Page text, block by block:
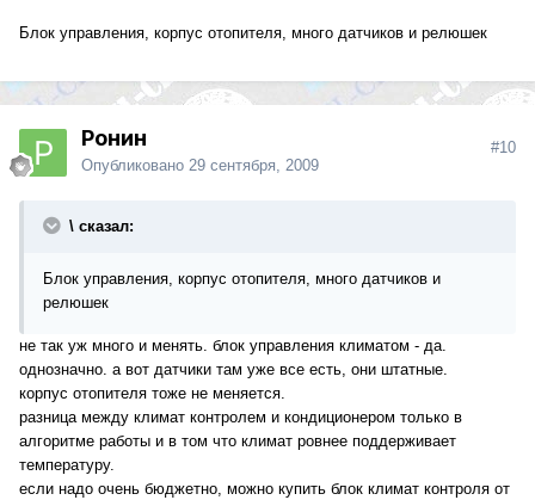
Блок управления, корпус отопителя, много датчиков и релюшек
Ронин
Опубликовано 29 сентября, 2009
#10
\ сказал:
Блок управления, корпус отопителя, много датчиков и
релюшек
не так уж много и менять. блок управления климатом - да.
однозначно. а вот датчики там уже все есть, они штатные.
корпус отопителя тоже не меняется.
разница между климат контролем и кондиционером только в
алгоритме работы и в том что климат ровнее поддерживает
температуру.
если надо очень бюджетно, можно купить блок климат контроля от